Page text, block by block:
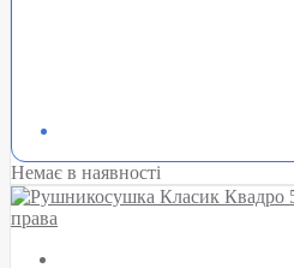
Немає в наявності